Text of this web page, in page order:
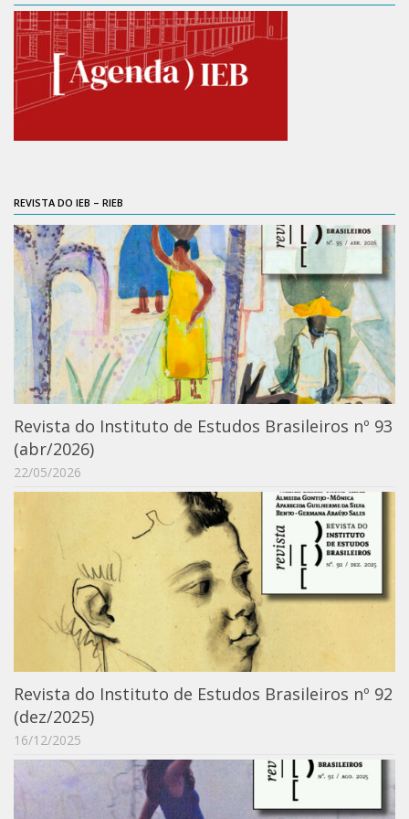
6º CIEAMP
Exposições
Manuel Correia de Andrade – o divulgador
Biblioteca Digital
Dedalus
Mecila
Red BAALC
Tutoriais
Coleção de Artes Visuais
Sobre
Catálogo on-line
Exposições Passadas
Aquisição de Acervo
Exposições
Guia do IEB
Reprodução
Extroversão
Projeto Brasil-África
Projeto Brasil Ciência
Dicionários
Bluteau
Medicina
REVISTA DO IEB – RIEB
Revista do Instituto de Estudos Brasileiros nº 93
(abr/2026)
22/05/2026
Revista do Instituto de Estudos Brasileiros nº 92
(dez/2025)
16/12/2025